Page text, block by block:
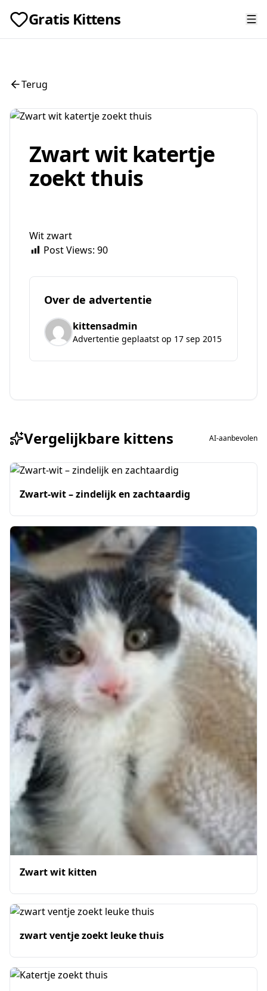
Gratis Kittens
Terug
Zwart wit katertje
zoekt thuis
Wit zwart
Post Views: 90
Over de advertentie
kittensadmin
Advertentie geplaatst op 17 sep 2015
Vergelijkbare kittens AI-aanbevolen
Zwart-wit – zindelijk en zachtaardig
Zwart wit kitten
zwart ventje zoekt leuke thuis